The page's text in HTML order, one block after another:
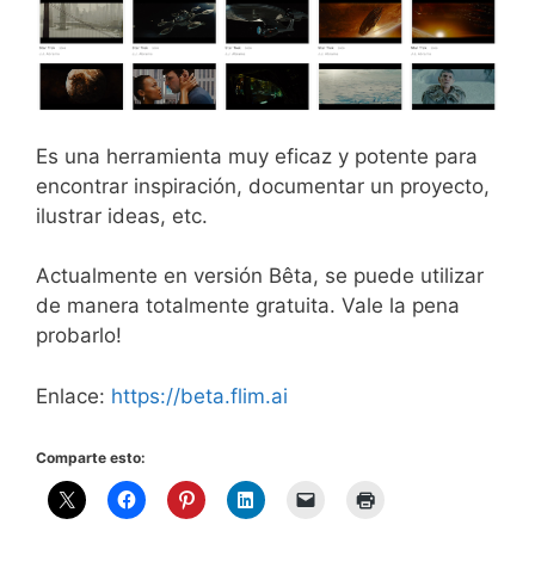
Es una herramienta muy eficaz y potente para
encontrar inspiración, documentar un proyecto,
ilustrar ideas, etc.
Actualmente en versión Bêta, se puede utilizar
de manera totalmente gratuita. Vale la pena
probarlo!
Enlace: https://beta.flim.ai
Comparte esto: